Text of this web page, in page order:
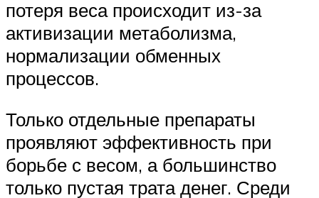
потеря веса происходит из-за
активизации метаболизма,
нормализации обменных
процессов.
Только отдельные препараты
проявляют эффективность при
борьбе с весом, а большинство
только пустая трата денег. Среди